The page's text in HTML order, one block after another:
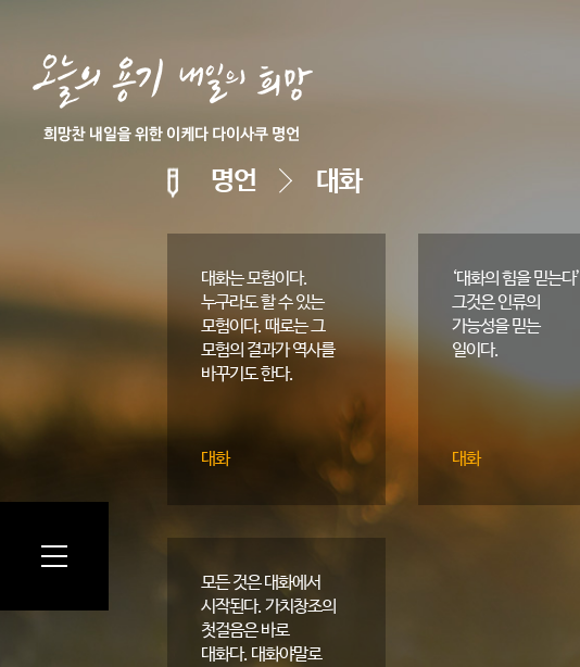
명언 대화
대화는 모험이다.
누구라도 할 수 있는
모험이다. 때로는 그
모험의 결과가 역사를
바꾸기도 한다.
대화
‘대화의 힘을 믿는다’
그것은 인류의
가능성을 믿는
일이다.
대화
모든 것은 대화에서
시작된다. 가치창조의
첫걸음은 바로
대화다. 대화야말로